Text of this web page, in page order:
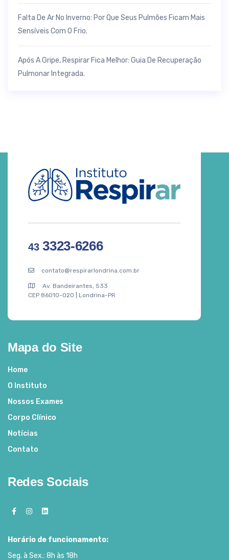
Falta De Ar No Inverno: Por Que Seus Pulmões Ficam Mais
Sensíveis Com O Frio.
Após A Gripe, Respirar Fica Melhor: Guia De Recuperação
Pulmonar Integrada.
433323-6266
contato@respirarlondrina.com.br
Av. Bandeirantes, 533
CEP 86010-020 | Londrina-PR
Mapa do Site
Home
O Instituto
Nossos Exames
Corpo Clínico
Notícias
Contato
Redes Sociais
Horário de funcionamento:
Seg. à Sex.: 8h às 18h